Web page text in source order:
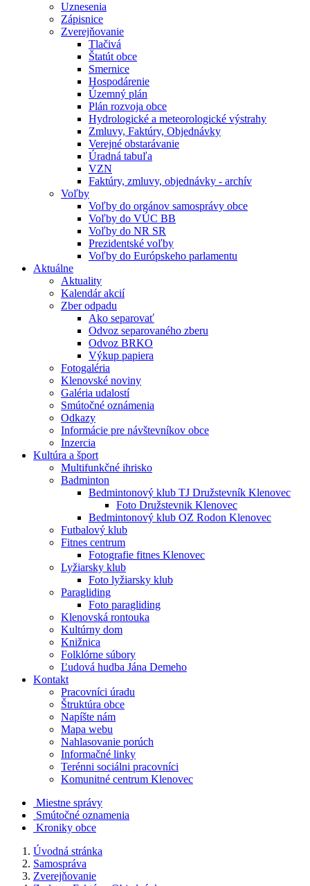
Uznesenia
Zápisnice
Zverejňovanie
Tlačivá
Štatút obce
Smernice
Hospodárenie
Územný plán
Plán rozvoja obce
Hydrologické a meteorologické výstrahy
Zmluvy, Faktúry, Objednávky
Verejné obstarávanie
Úradná tabuľa
VZN
Faktúry, zmluvy, objednávky - archív
Voľby
Voľby do orgánov samosprávy obce
Voľby do VÚC BB
Voľby do NR SR
Prezidentské voľby
Voľby do Európskeho parlamentu
Aktuálne
Aktuality
Kalendár akcií
Zber odpadu
Ako separovať
Odvoz separovaného zberu
Odvoz BRKO
Výkup papiera
Fotogaléria
Klenovské noviny
Galéria udalostí
Smútočné oznámenia
Odkazy
Informácie pre návštevníkov obce
Inzercia
Kultúra a šport
Multifunkčné ihrisko
Badminton
Bedmintonový klub TJ Družstevník Klenovec
Foto Družstevnik Klenovec
Bedmintonový klub OZ Rodon Klenovec
Futbalový klub
Fitnes centrum
Fotografie fitnes Klenovec
Lyžiarsky klub
Foto lyžiarsky klub
Paragliding
Foto paragliding
Klenovská rontouka
Kultúrny dom
Knižnica
Folklórne súbory
Ľudová hudba Jána Demeho
Kontakt
Pracovníci úradu
Štruktúra obce
Napíšte nám
Mapa webu
Nahlasovanie porúch
Informačné linky
Terénni sociálni pracovníci
Komunitné centrum Klenovec
Miestne správy
Smútočné oznamenia
Kroniky obce
Úvodná stránka
Samospráva
Zverejňovanie